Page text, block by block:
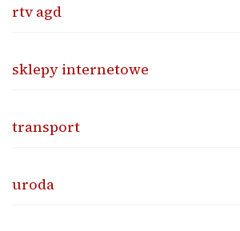
rtv agd
sklepy internetowe
transport
uroda